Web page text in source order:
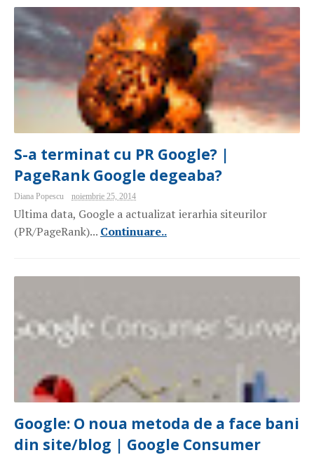
S-a terminat cu PR Google? |
PageRank Google degeaba?
Diana Popescu noiembrie 25, 2014
Ultima data, Google a actualizat ierarhia siteurilor
(PR/PageRank)... Continuare..
Google: O noua metoda de a face bani
din site/blog | Google Consumer